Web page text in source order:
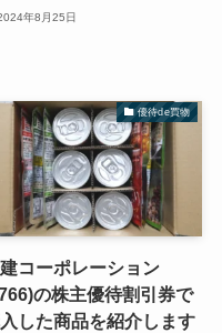
年8月25日
優待de買物
コーポレーション
の株主優待割引券で
した商品を紹介します